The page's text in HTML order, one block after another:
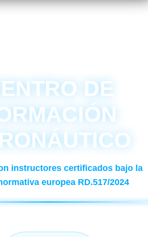
DE
instructores certificados bajo la
europea RD.517/2024